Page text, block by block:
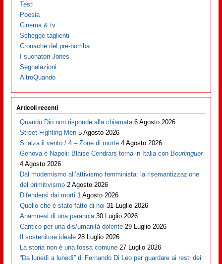
Testi
Poesia
Cinema & tv
Schegge taglienti
Cronache del pre-bomba
I suonatori Jones
Segnalazioni
AltroQuando
Articoli recenti
Quando Dio non risponde alla chiamata 6 Agosto 2026
Street Fighting Men 5 Agosto 2026
Si alza il vento / 4 – Zone di morte 4 Agosto 2026
Genova è Napoli: Blaise Cendrars torna in Italia conBourlinguer
4 Agosto 2026
Dal modernismo all’attivismo femminista: la risemantizzazione
del primitivismo 2 Agosto 2026
Difendersi dai morti 1 Agosto 2026
Quello che è stato fatto di noi 31 Luglio 2026
Anamnesi di una paranoia 30 Luglio 2026
Cantico per una dis/umanità dolente 29 Luglio 2026
Il sostenitore ideale 28 Luglio 2026
La storia non è una fossa comune 27 Luglio 2026
“Da lunedì a lunedì” di Fernando Di Leo per guardare ai resti dei